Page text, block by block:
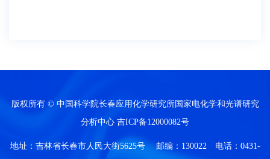
版权所有 © 中国科学院长春应用化学研究所国家电化学和光谱研究
分析中心 吉ICP备12000082号
地址：吉林省长春市人民大街5625号 邮编：130022 电话：0431-